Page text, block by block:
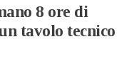
8 ore di
tavolo tecnico